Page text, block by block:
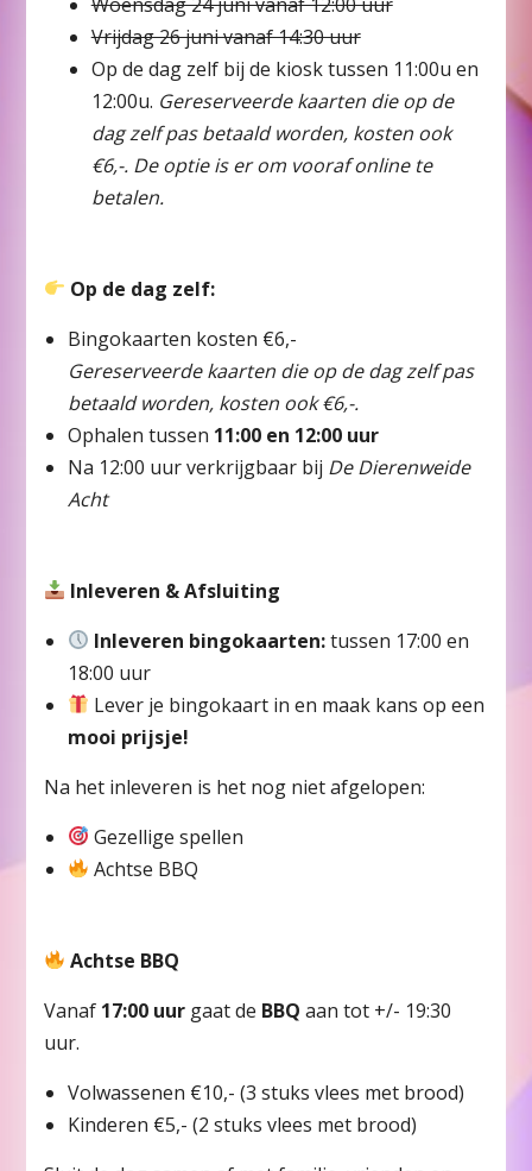
Vrijdag 26 juni vanaf 14:30 uur
Op de dag zelf bij de kiosk tussen 11:00u en
12:00u. Gereserveerde kaarten die op de
dag zelf pas betaald worden, kosten ook
€6,-. De optie is er om vooraf online te
betalen.
Op de dag zelf:
Bingokaarten kosten €6,-
Gereserveerde kaarten die op de dag zelf pas
betaald worden, kosten ook €6,-.
Ophalen tussen 11:00 en 12:00 uur
Na 12:00 uur verkrijgbaar bij De Dierenweide
Acht
Inleveren & Afsluiting
Inleveren bingokaarten:tussen 17:00 en
18:00 uur
Lever je bingokaart in en maak kans op een
mooi prijsje!
Na het inleveren is het nog niet afgelopen:
Gezellige spellen
Achtse BBQ
Achtse BBQ
Vanaf 17:00 uurgaat de BBQ aan tot +/- 19:30
uur.
Volwassenen €10,- (3 stuks vlees met brood)
Kinderen €5,- (2 stuks vlees met brood)